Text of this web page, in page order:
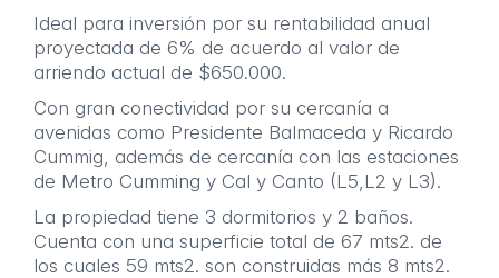
Ideal para inversión por su rentabilidad anual
proyectada de 6% de acuerdo al valor de
arriendo actual de $650.000.
Con gran conectividad por su cercanía a
avenidas como Presidente Balmaceda y Ricardo
Cummig, además de cercanía con las estaciones
de Metro Cumming y Cal y Canto (L5,L2 y L3).
La propiedad tiene 3 dormitorios y 2 baños.
Cuenta con una superficie total de 67 mts2. de
los cuales 59 mts2. son construidas más 8 mts2.